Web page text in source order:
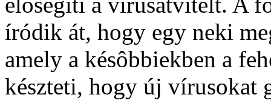
íródik át, hogy egy neki
amely a késôbbiekben a
készteti, hogy új vírusokat